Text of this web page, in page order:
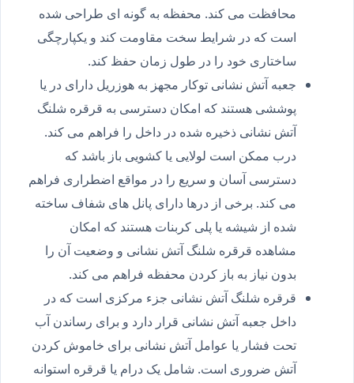
محافظت می کند. محفظه به گونه ای طراحی شده
است که در شرایط سخت مقاومت کند و یکپارچگی
ساختاری خود را در طول زمان حفظ کند.
جعبه آتش نشانی توکار مجهز به هوزریل دارای در یا
پوششی هستند که امکان دسترسی به قرقره شلنگ
آتش نشانی ذخیره شده در داخل را فراهم می کند.
درب ممکن است لولایی یا کشویی باز باشد که
دسترسی آسان و سریع را در مواقع اضطراری فراهم
می کند. برخی از درها دارای پانل های شفاف ساخته
شده از شیشه یا پلی کربنات هستند که امکان
مشاهده قرقره شلنگ آتش نشانی و وضعیت آن را
بدون نیاز به باز کردن محفظه فراهم می کند.
قرقره شلنگ آتش نشانی جزء مرکزی است که در
داخل جعبه آتش نشانی قرار دارد و برای رساندن آب
تحت فشار یا عوامل آتش نشانی برای خاموش کردن
آتش ضروری است. شامل یک درام یا قرقره استوانه